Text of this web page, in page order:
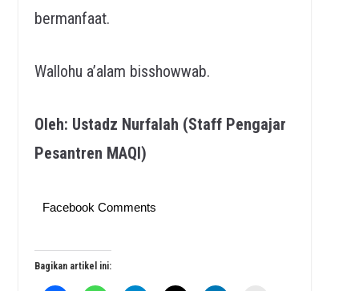
bermanfaat.
Wallohu a’alam bisshowwab.
Oleh: Ustadz Nurfalah (Staff Pengajar
Pesantren MAQI)
Facebook Comments
Bagikan artikel ini: